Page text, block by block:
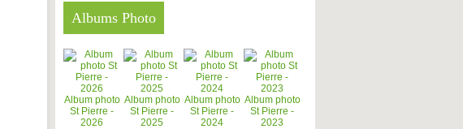
Albums Photo
Album photo
St Pierre -
2026
Album photo
St Pierre -
2025
Album photo
St Pierre -
2024
Album photo
St Pierre -
2023